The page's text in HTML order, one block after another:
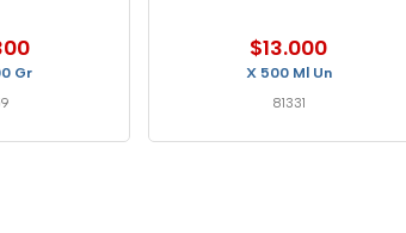
Gr
$13.000
X 500 Ml Un
81331